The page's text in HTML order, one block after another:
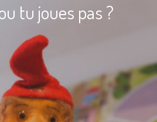
tu joues pas ?